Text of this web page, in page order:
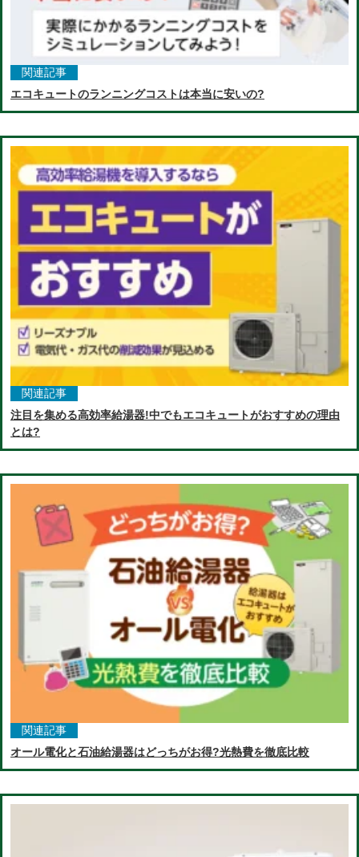
関連記事
エコキュートのランニングコストは本当に安いの?
関連記事
注目を集める高効率給湯器!中でもエコキュートがおすすめの理由
とは?
関連記事
オール電化と石油給湯器はどっちがお得?光熱費を徹底比較